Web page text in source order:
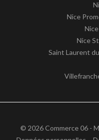
Nice
Nice
Saint Laurent
© 2026 Commerce 06 -